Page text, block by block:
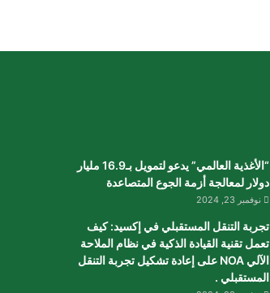
“الأغذية العالمي” يدعو لتمويل بـ16.9 مليار
دولار لمعالجة أزمة الجوع المتصاعدة
نوفمبر 23, 2024
تجربة التنقل المستقبلي في إكسيد: كيف
تعمل تقنية القيادة الذكية في نظام الملاحة
الآلي NOA على إعادة تشكيل تجربة التنقل
المستقبلي .